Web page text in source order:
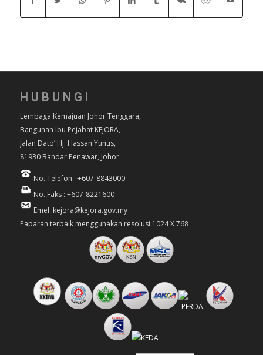
HUBUNGI
Lembaga Kemajuan Johor Tenggara,
Bangunan Ibu Pejabat KEJORA,
Jalan Dato’ Hj. Hassan Yunus,
81930 Bandar Penawar, Johor.
No. Telefon : +607-8843000
No. Faks : +607-8221600
Emel :kejora@kejora.gov.my
Paparan terbaik menggunakan resolusi 1024 X 768